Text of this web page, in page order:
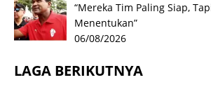
“Mereka Tim Paling Siap,
Menentukan”
06/08/2026
LAGA BERIKUTNYA